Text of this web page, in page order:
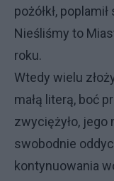
pożółkł,
Nieśliśmy to
roku.
Wtedy wielu
małą literą, boć
zwyciężyło,
swobodnie
kontynuowania